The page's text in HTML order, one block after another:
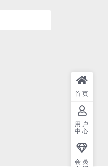
首页
用户
中心
会员